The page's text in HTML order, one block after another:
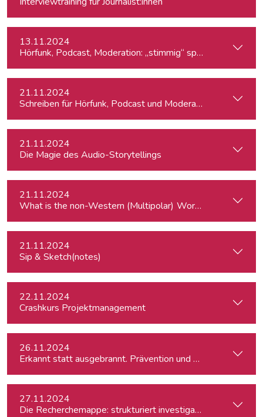
13.11.2024
Hörfunk, Podcast, Moderation: „stimmig“ sprechen
21.11.2024
Schreiben für Hörfunk, Podcast und Moderation
21.11.2024
Die Magie des Audio-Storytellings
21.11.2024
What is
21.11.2024
Sip & Sketch(notes)
22.11.2024
Crashkurs Projektmanagement
26.11.2024
Erkannt statt ausgebrannt. Prävention und Erste-Hilfe bei
27.11.2024
Die Recherchemappe: strukturiert investigativ arbeiten,